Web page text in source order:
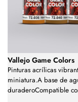
Vallejo Game Colors
Pinturas acrílicas
miniatura.A base de
duraderoCompatible